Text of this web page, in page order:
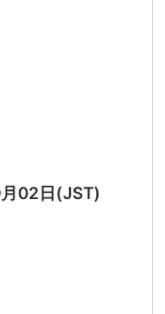
02日(JST)